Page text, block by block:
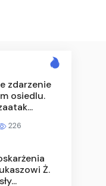
zdarzenie
osiedlu.
226
Ż.